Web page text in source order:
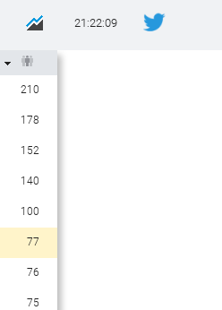
21:22:09
210
178
152
140
100
77
76
75